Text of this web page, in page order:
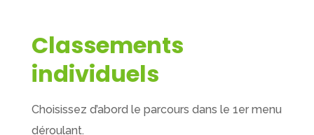
Classements
individuels
Choisissez d’abord le parcours dans le 1er menu
déroulant.